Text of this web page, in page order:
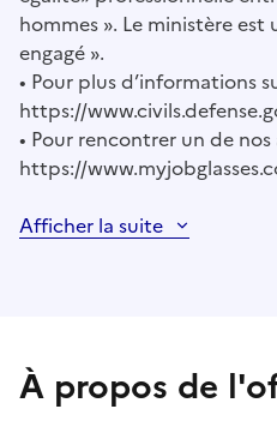
hommes ». Le ministère
engagé ».
• Pour plus d’informations
https://
• Pour rencontrer un de nos
https://
Afficher la suite
À propos de